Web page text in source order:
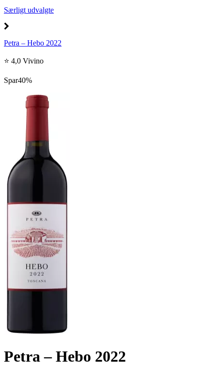
Særligt udvalgte
Petra – Hebo 2022
⭐ 4,0 Vivino
Spar40%
Petra – Hebo 2022